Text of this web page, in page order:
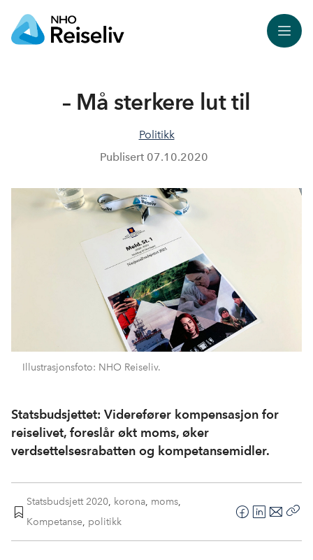
Meny
– Må sterkere lut til
Politikk
Publisert 07.10.2020
Illustrasjonsfoto: NHO Reiseliv.
Statsbudsjettet: Viderefører kompensasjon for
reiselivet, foreslår økt moms, øker
verdsettelsesrabatten og kompetansemidler.
Statsbudsjett 2020, korona, moms,
Kompetanse, politikk
F
L
E